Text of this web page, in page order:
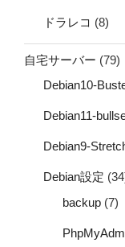
ドラレコ (8)
自宅サーバー (79)
Debian10-
Debian11-
Debian9-
Debian設定
backup (7)